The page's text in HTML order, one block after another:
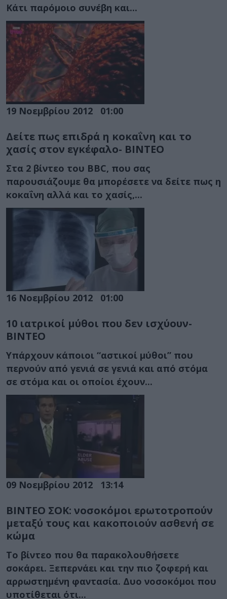
Κάτι παρόμοιο συνέβη και...
19 Νοεμβρίου 2012 01:00
Δείτε πως επιδρά η κοκαΐνη και το
χασίς στον εγκέφαλο- ΒΙΝΤΕΟ
Στα 2 βίντεο του BBC, που σας
παρουσιάζουμε θα μπορέσετε να δείτε πως η
κοκαΐνη αλλά και το χασίς,...
16 Νοεμβρίου 2012 01:00
10 ιατρικοί μύθοι που δεν ισχύουν-
ΒΙΝΤΕΟ
Υπάρχουν κάποιοι “αστικοί μύθοι” που
περνούν από γενιά σε γενιά και από στόμα
σε στόμα και οι οποίοι έχουν...
09 Νοεμβρίου 2012 13:14
ΒΙΝΤΕΟ ΣΟΚ: νοσοκόμοι ερωτοτροπούν
μεταξύ τους και κακοποιούν ασθενή σε
κώμα
Το βίντεο που θα παρακολουθήσετε
σοκάρει. Ξεπερνάει και την πιο ζοφερή και
αρρωστημένη φαντασία. Δυο νοσοκόμοι που
υποτίθεται ότι...